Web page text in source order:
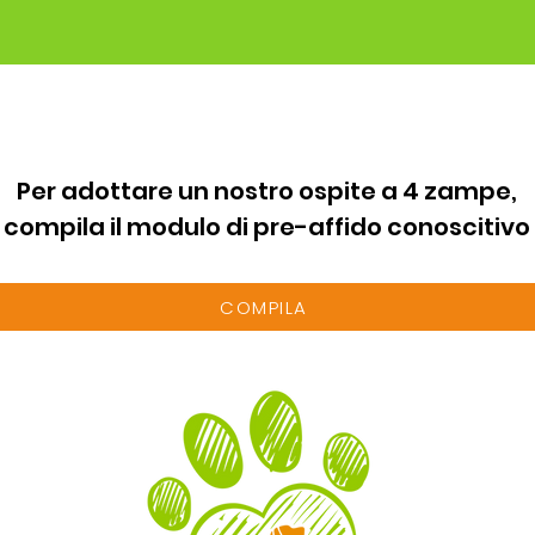
COMPILA
Per adottare un nostro ospite a 4 zampe,
compila il modulo di pre-affido conoscitivo